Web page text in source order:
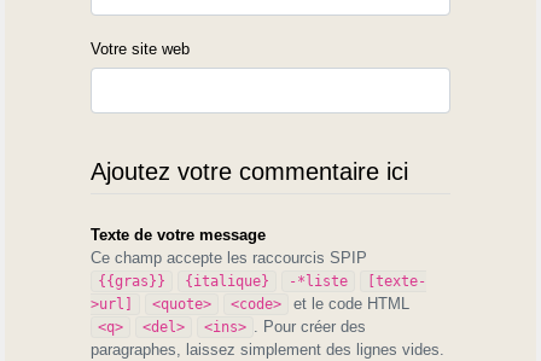
Votre site web
Ajoutez votre commentaire ici
Texte de votre message
Ce champ accepte les raccourcis SPIP
{{gras}} {italique} -*liste
[texte-
>url]
<quote> <code> et le code HTML
<q> <del> <ins> . Pour créer des
paragraphes, laissez simplement des lignes vides.